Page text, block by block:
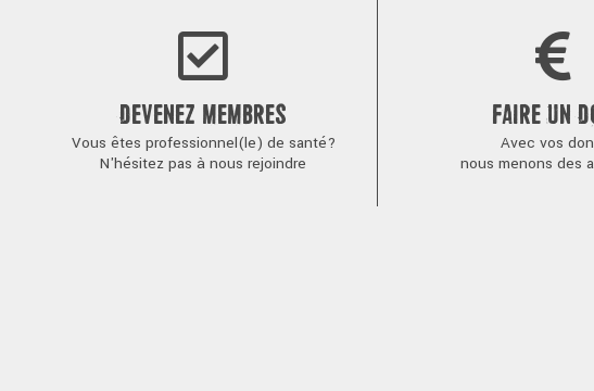
DEVENEZ MEMBRES
Vous êtes professionnel(le) de santé?
N'hésitez pas à nous rejoindre
FAIRE UN
Avec vos
nous menons des